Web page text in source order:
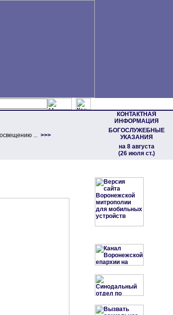
КОНТАКТНАЯ
ИНФОРМАЦИЯ
БОГОСЛУЖЕБНЫЕ
УКАЗАНИЯ
на 8 августа
(26 июля ст.)
... >>>